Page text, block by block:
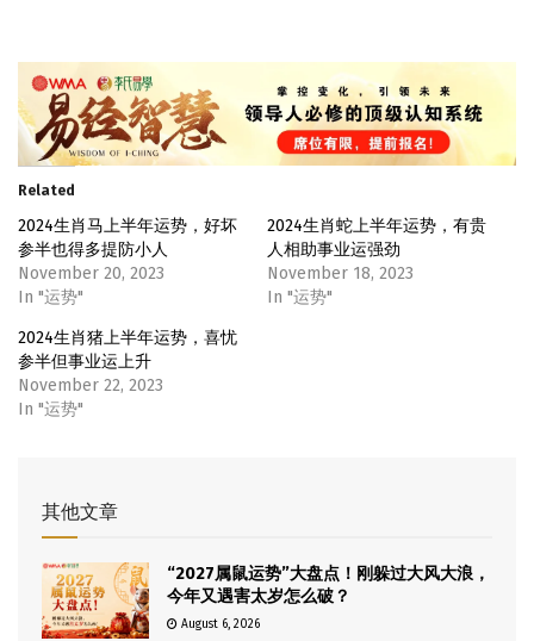
Related
2024生肖马上半年运势，好坏
参半也得多提防小人
November 20, 2023
In "运势"
2024生肖蛇上半年运势，有贵
人相助事业运强劲
November 18, 2023
In "运势"
2024生肖猪上半年运势，喜忧
参半但事业运上升
November 22, 2023
In "运势"
其他文章
“2027属鼠运势”大盘点！刚躲过大风大浪，
今年又遇害太岁怎么破？
August 6, 2026